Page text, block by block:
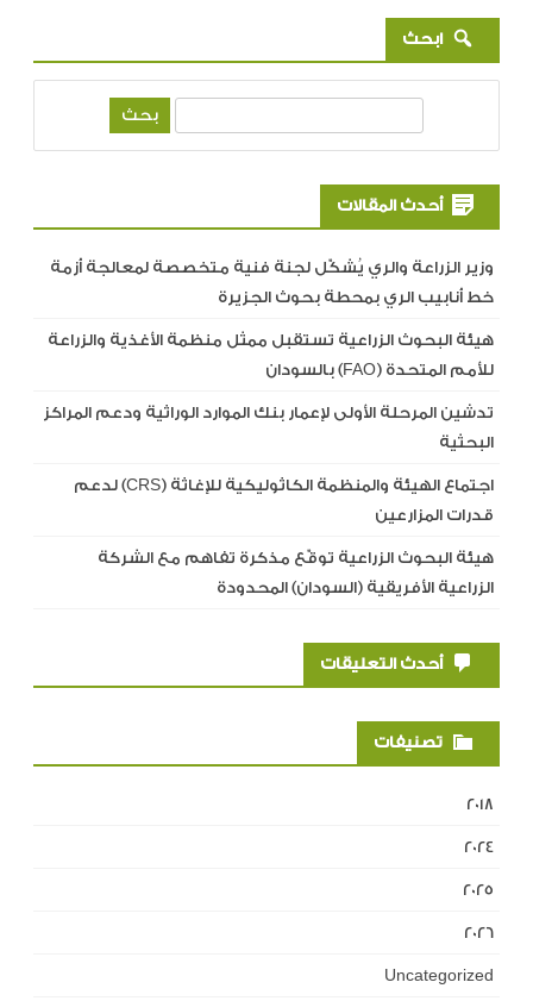
ابحث
أحدث المقالات
وزير الزراعة والري يُشكّل لجنة فنية متخصصة لمعالجة أزمة
خط أنابيب الري بمحطة بحوث الجزيرة
هيئة البحوث الزراعية تستقبل ممثل منظمة الأغذية والزراعة
للأمم المتحدة (FAO) بالسودان
تدشين المرحلة الأولى لإعمار بنك الموارد الوراثية ودعم المراكز
البحثية
اجتماع الهيئة والمنظمة الكاثوليكية للإغاثة (CRS) لدعم
قدرات المزارعين
هيئة البحوث الزراعية توقّع مذكرة تفاهم مع الشركة
الزراعية الأفريقية (السودان) المحدودة
أحدث التعليقات
تصنيفات
2018
2024
2025
2026
Uncategorized